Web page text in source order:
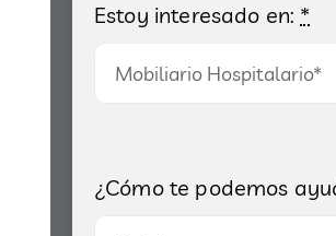
Estoy interesado en: *
¿Cómo te podemos